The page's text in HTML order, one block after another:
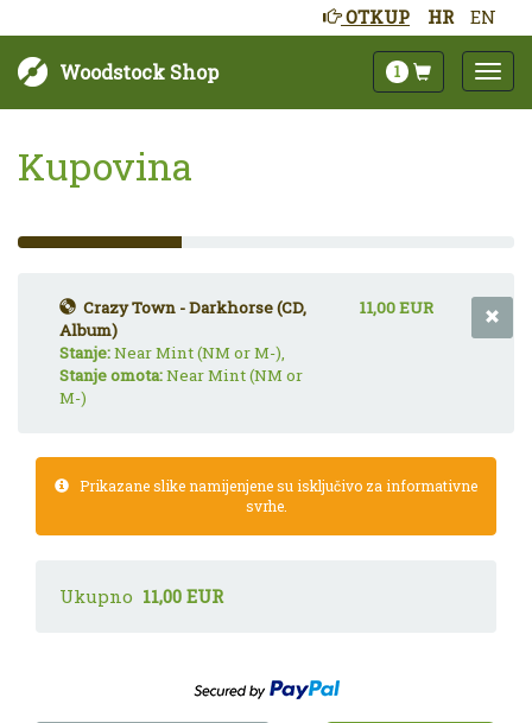
HR EN
OTKUP
Woodstock Shop 1
Kupovina
33%
Complete
Crazy Town - Darkhorse (CD,
Album)
Stanje:Near Mint (NM or M-),
Stanje omota:Near Mint (NM or
M-)
11,00 EUR
Prikazane slike namijenjene su isključivo za informativne
svrhe.
Ukupno 11,00 EUR